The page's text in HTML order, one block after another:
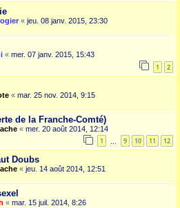
« jeu. 08 janv. 2015, 23:30
« mer. 07 janv. 2015, 15:43
1 2
« mar. 25 nov. 2014, 9:15
de la Franche-Comté)
« mer. 20 août 2014, 12:14
1 9 10 11 12
Doubs
« jeu. 14 août 2014, 12:51
« mar. 15 juil. 2014, 8:26